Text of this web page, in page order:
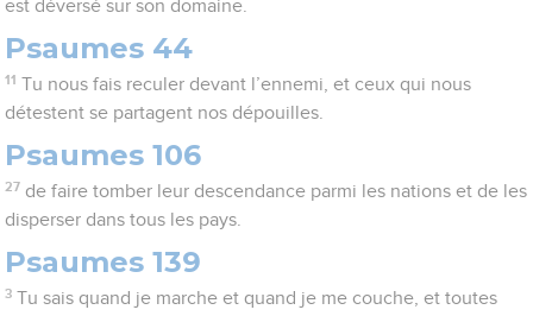
est déversé sur son domaine.
Psaumes 44
11 Tu nous fais reculer devant l’ennemi, et ceux qui nous
détestent se partagent nos dépouilles.
Psaumes 106
27 de faire tomber leur descendance parmi les nations et de les
disperser dans tous les pays.
Psaumes 139
3 Tu sais quand je marche et quand je me couche, et toutes